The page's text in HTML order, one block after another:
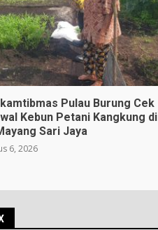
Pulau Burung Cek
Kebun Petani Kangkung di
Sari Jaya
6, 2026